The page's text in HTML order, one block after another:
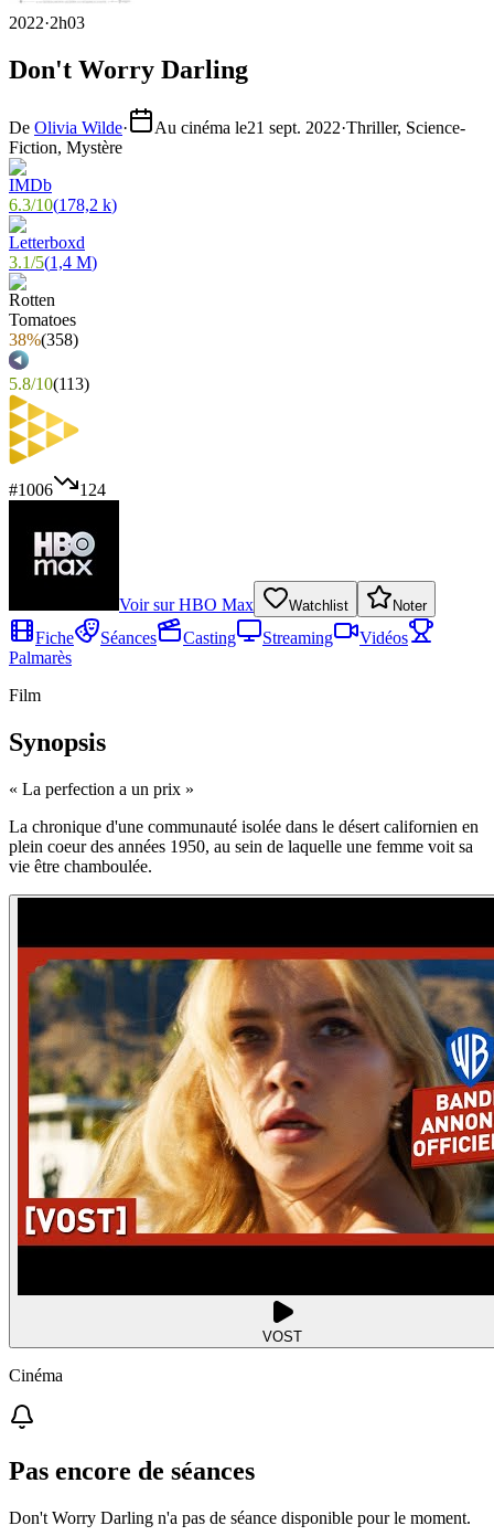
2022·2h03
Don't Worry Darling
De Olivia Wilde· Au cinéma le21 sept. 2022·Thriller, Science-
Fiction, Mystère
6.3/10(178,2 k)
3.1/5(1,4 M)
38%(358)
5.8/10(113)
#1006 124
Voir surHBO Max Watchlist Noter
Fiche Séances Casting Streaming
Vidéos
Palmarès
Film
Synopsis
« La perfection a un prix »
La chronique d'une communauté isolée dans le désert californien en
plein coeur des années 1950, au sein de laquelle une femme voit sa
vie être chamboulée.
VOST
Cinéma
Pas encore de séances
Don't Worry Darling n'a pas de séance disponible pour le moment.